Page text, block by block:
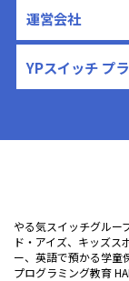
運営会社
YPスイッチ プ
やる気スイッチグルー
ド・アイズ、キッズス
ー、英語で預かる学童
プログラミング教育